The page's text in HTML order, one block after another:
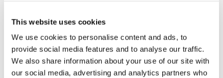
This website uses cookies
We use cookies to personalise content and ads, to
provide social media features and to analyse our traffic.
We also share information about your use of our site with
our social media, advertising and analytics partners who
KLEUR light brown
IN WINKELWAGEN